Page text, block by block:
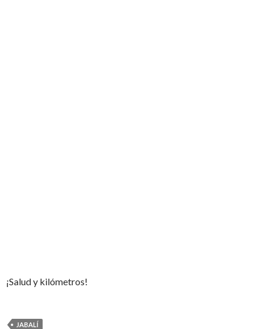
¡Salud y kilómetros!
JABALÍ